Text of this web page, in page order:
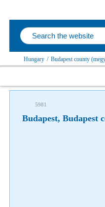
Hungary / Budapest county
5981
Budapest, Budapest